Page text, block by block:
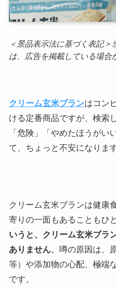
＜景品表示法に基づく表記
は、広告を掲載している場合
クリーム玄米ブランはコン
ける定番商品ですが、検索
「危険」「やめたほうがい
て、ちょっと不安になりま
クリーム玄米ブランは健康
寄りの一面もあることもひ
いうと、クリーム玄米ブラ
ありません。噂の原因は、
等）や添加物の心配、極端
です。